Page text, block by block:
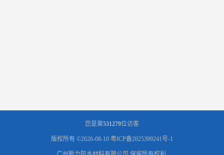
您是第531279位访客
版权所有 ©2026-08-10 粤ICP备2025399241号-1